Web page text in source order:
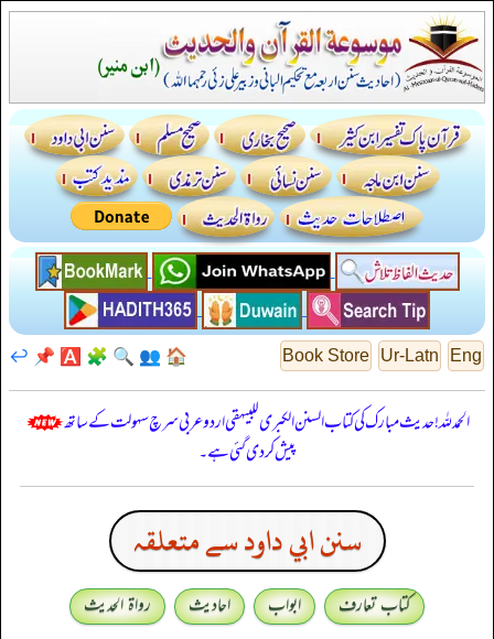
Eng
Ur-Latn
Book Store
🏠
👥
🔍
🧩
🅰️
📌
↩️
الحمدللہ! حدیث مبارک کی کتاب السنن الكبرى للبيهقي اردو عربی سرچ سہولت کے ساتھ
پیش کر دی گئی ہے۔
سنن ابي داود سے متعلقہ
کتاب تعارف ابواب احادیث
رواۃ الحدیث